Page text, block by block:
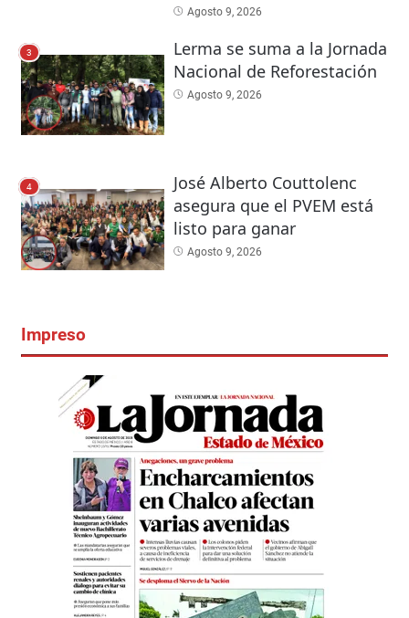
Agosto 9, 2026
3
Lerma se suma a la Jornada
Nacional de Reforestación
Agosto 9, 2026
4
José Alberto Couttolenc
asegura que el PVEM está
listo para ganar
Agosto 9, 2026
Impreso